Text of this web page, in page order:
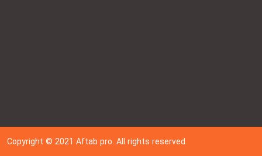
Copyright © 202 1Aftab pro. All rights reserved.